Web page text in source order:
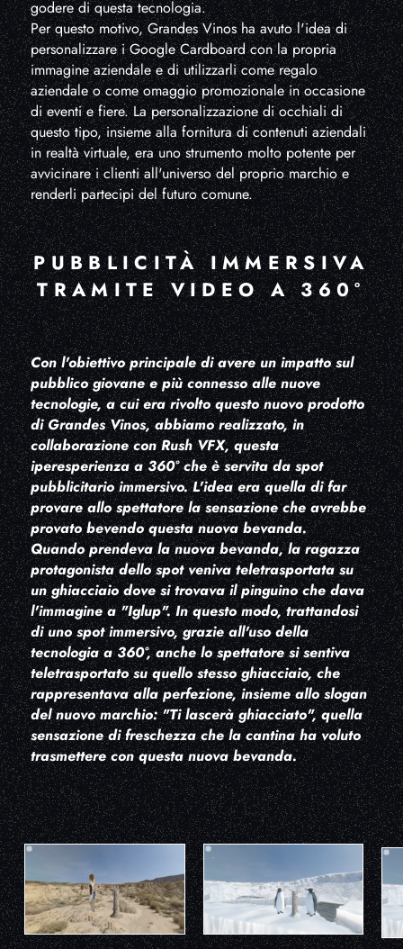
godere di questa tecnologia.
Per questo motivo, Grandes Vinos ha avuto l'idea di
personalizzare i Google Cardboard con la propria
immagine aziendale e di utilizzarli come regalo
aziendale o come omaggio promozionale in occasione
di eventi e fiere. La personalizzazione di occhiali di
questo tipo, insieme alla fornitura di contenuti aziendali
in realtà virtuale, era uno strumento molto potente per
avvicinare i clienti all'universo del proprio marchio e
renderli partecipi del futuro comune.
PUBBLICITÀ IMMERSIVA
TRAMITE VIDEO A 360°
Con l'obiettivo principale di avere un impatto sul
pubblico giovane e più connesso alle nuove
tecnologie, a cui era rivolto questo nuovo prodotto
di Grandes Vinos, abbiamo realizzato, in
collaborazione con Rush VFX, questa
iperesperienza a 360° che è servita da spot
pubblicitario immersivo. L'idea era quella di far
provare allo spettatore la sensazione che avrebbe
provato bevendo questa nuova bevanda.
Quando prendeva la nuova bevanda, la ragazza
protagonista dello spot veniva teletrasportata su
un ghiacciaio dove si trovava il pinguino che dava
l'immagine a "Iglup". In questo modo, trattandosi
di uno spot immersivo, grazie all'uso della
tecnologia a 360°, anche lo spettatore si sentiva
teletrasportato su quello stesso ghiacciaio, che
rappresentava alla perfezione, insieme allo slogan
del nuovo marchio: "Ti lascerà ghiacciato", quella
sensazione di freschezza che la cantina ha voluto
trasmettere con questa nuova bevanda.